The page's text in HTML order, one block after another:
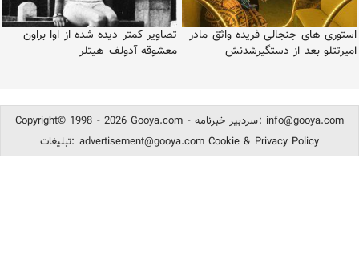
تصاویر کمتر دیده شده از اوا براون
معشوقه آدولف هیتلر
استوری های جنجالی فریده واثق مادر
امیرتتلو بعد از دستگیرشدنش
Copyright© 1998 - 2026 Gooya.com - سردبیر خبرنامه: info@gooya.com
تبلیغات: advertisement@gooya.com Cookie & Privacy Policy